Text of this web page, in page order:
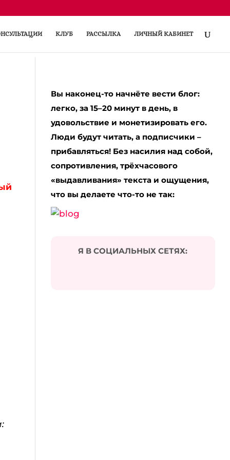
КЛУБ РАССЫЛКА ЛИЧНЫЙ КАБИНЕТ
Вы наконец-то начнёте вести блог:
легко, за 15–20 минут в день, в
удовольствие и монетизировать его.
Люди будут читать, а подписчики –
прибавляться! Без насилия над собой,
сопротивления, трёхчасового
«выдавливания» текста и ощущения,
что вы делаете что-то не так:
Я В СОЦИАЛЬНЫХ СЕТЯХ: